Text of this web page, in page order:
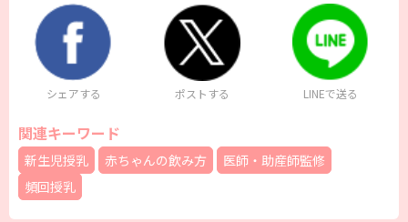
シェアする ポストする LINEで送る
関連キーワード
新生児授乳 赤ちゃんの飲み方
医師・助産師監修
頻回授乳